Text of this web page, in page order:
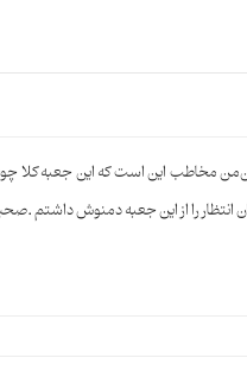
شده که مقاومت بالایی در
پذیرایی از مهمانان شماست و
مخاطب این است که این جعبه کلا
را از این‌ جعبه دمنوش داشتم